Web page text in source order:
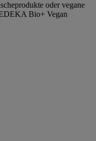
oder vegane
Bio+ Vegan